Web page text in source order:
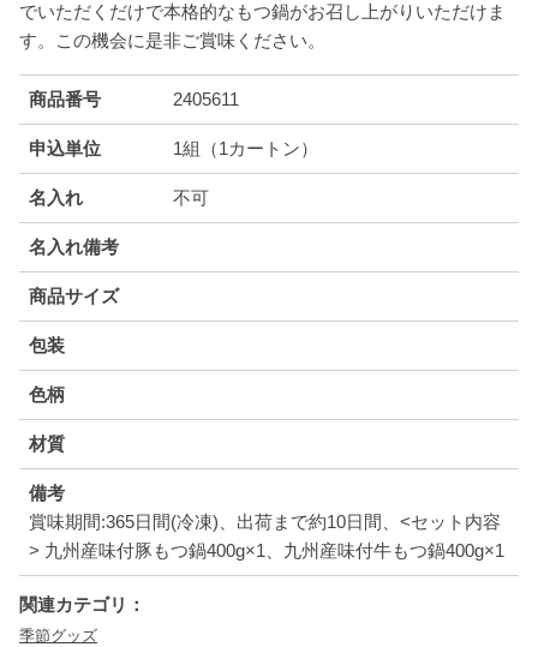
でいただくだけで本格的なもつ鍋がお召し上がりいただけま
す。この機会に是非ご賞味ください。
商品番号 2405611
申込単位 1組（1カートン）
名入れ 不可
名入れ備考
商品サイズ
包装
色柄
材質
備考
賞味期間:365日間(冷凍)、出荷まで約10日間、<セット内容
> 九州産味付豚もつ鍋400g×1、九州産味付牛もつ鍋400g×1
関連カテゴリ：
季節グッズ